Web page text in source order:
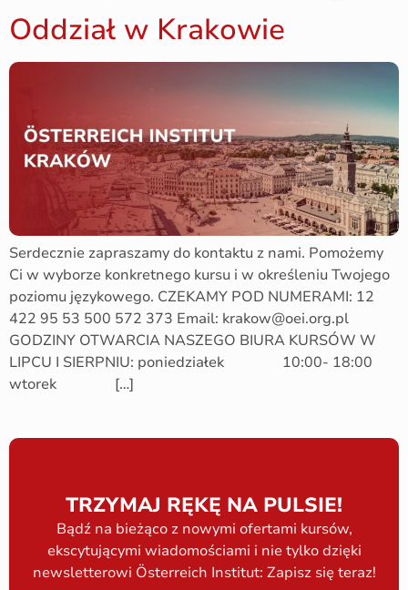
Oddział w Krakowie
Serdecznie zapraszamy do kontaktu z nami. Pomożemy
Ci w wyborze konkretnego kursu i w określeniu Twojego
poziomu językowego. CZEKAMY POD NUMERAMI: 12
422 95 53 500 572 373 Email: krakow@oei.org.pl
GODZINY OTWARCIA NASZEGO BIURA KURSÓW W
LIPCU I SIERPNIU: poniedziałek 10:00- 18:00
wtorek […]
TRZYMAJ RĘKĘ NA PULSIE!
Bądź na bieżąco z nowymi ofertami kursów,
ekscytującymi wiadomościami i nie tylko dzięki
newsletterowi Österreich Institut: Zapisz się teraz!